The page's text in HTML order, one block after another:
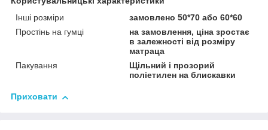
Інші розміри
замовлено 50*70 або 60*60
Простінь на гумці
на замовлення, ціна зростає
в залежності від розміру
матраца
Пакування
Щільний і прозорий
поліетилен на блискавки
Приховати